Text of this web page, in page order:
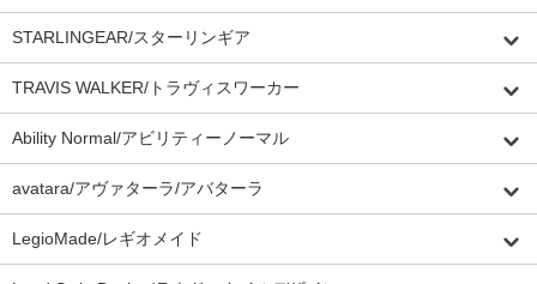
STARLINGEAR/スターリンギア
TRAVIS WALKER/トラヴィスワーカー
Ability Normal/アビリティーノーマル
avatara/アヴァターラ/アバターラ
LegioMade/レギオメイド